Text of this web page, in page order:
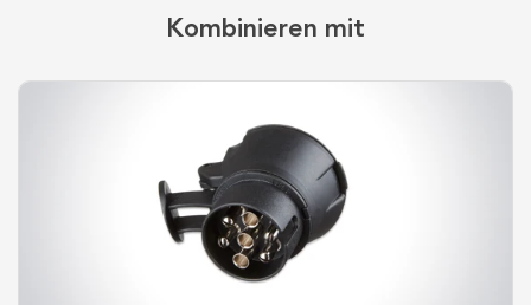
Kombinieren mit